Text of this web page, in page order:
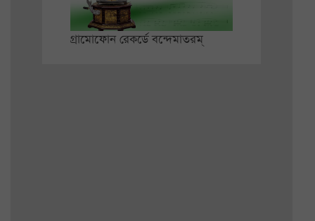
গ্রামোফোন রেকর্ডে বন্দেমাতরম্